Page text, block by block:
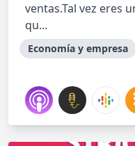
ventas.Tal vez eres
qu...
Economía y empresa